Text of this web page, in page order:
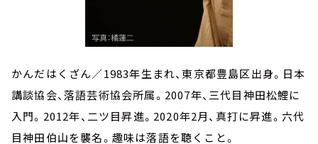
かんだはくざん／1983年生まれ、東京都豊島区出身。日本
講談協会、落語芸術協会所属。2007年、三代目神田松鯉に
入門。2012年、二ツ目昇進。2020年2月、真打に昇進。六代
目神田伯山を襲名。趣味は落語を聴くこと。